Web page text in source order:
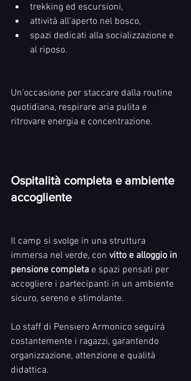
trekking ed escursioni,
attività all’aperto nel bosco,
spazi dedicati alla socializzazione e
al riposo.
Un’occasione per staccare dalla routine
quotidiana, respirare aria pulita e
ritrovare energia e concentrazione.
Ospitalità completa e ambiente
accogliente
Il camp si svolge in una struttura
immersa nel verde, con vitto e alloggio in
pensione completa e spazi pensati per
accogliere i partecipanti in un ambiente
sicuro, sereno e stimolante.
Lo staff di Pensiero Armonico seguirà
costantemente i ragazzi, garantendo
organizzazione, attenzione e qualità
didattica.